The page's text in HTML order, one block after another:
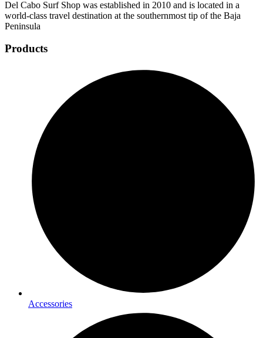
Del Cabo Surf Shop was established in 2010 and is located in a
world-class travel destination at the southernmost tip of the Baja
Peninsula
Products
Accessories